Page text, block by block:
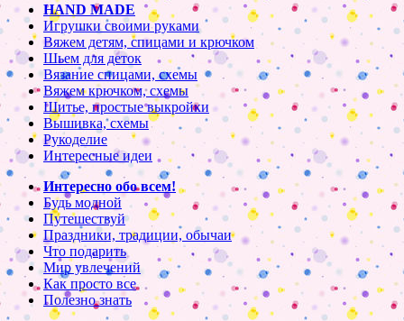
HAND MADE
Игрушки своими руками
Вяжем детям, спицами и крючком
Шьем для деток
Вязание спицами, схемы
Вяжем крючком, схемы
Шитье, простые выкройки
Вышивка, схемы
Рукоделие
Интересные идеи
Интересно обо всем!
Будь модной
Путешествуй
Праздники, традиции, обычаи
Что подарить
Мир увлечений
Как просто все
Полезно знать